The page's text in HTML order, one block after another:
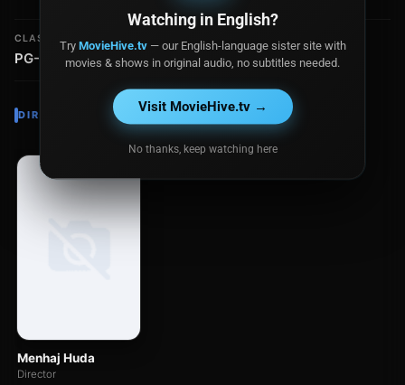
CLASIFICACIÓN
PG-13
DIRECTOR
Menhaj Huda
Director
Watching in English?
Try MovieHive.tv— our English-language sister site with
movies & shows in original audio, no subtitles needed.
Visit MovieHive.tv →
No thanks, keep watching here